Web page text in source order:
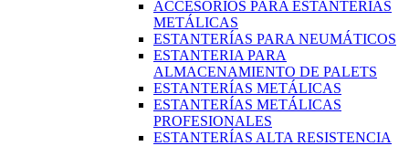
ACCESORIOS PARA ESTANTERÍAS
METÁLICAS
ESTANTERÍAS PARA NEUMÁTICOS
ESTANTERIA PARA
ALMACENAMIENTO DE PALETS
ESTANTERÍAS METÁLICAS
ESTANTERÍAS METÁLICAS
PROFESIONALES
ESTANTERÍAS ALTA RESISTENCIA